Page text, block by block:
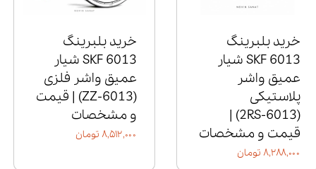
خرید بلبرینگ
6013 SKF شیار
عمیق واشر
پلاستیکی
(6013‑2RS) |
قیمت و مشخصات
۸,۲۸۸,۰۰۰ تومان
خرید بلبرینگ
6013 SKF شیار
عمیق واشر فلزی
(6013‑ZZ) | قیمت
و مشخصات
۸,۵۱۲,۰۰۰ تومان